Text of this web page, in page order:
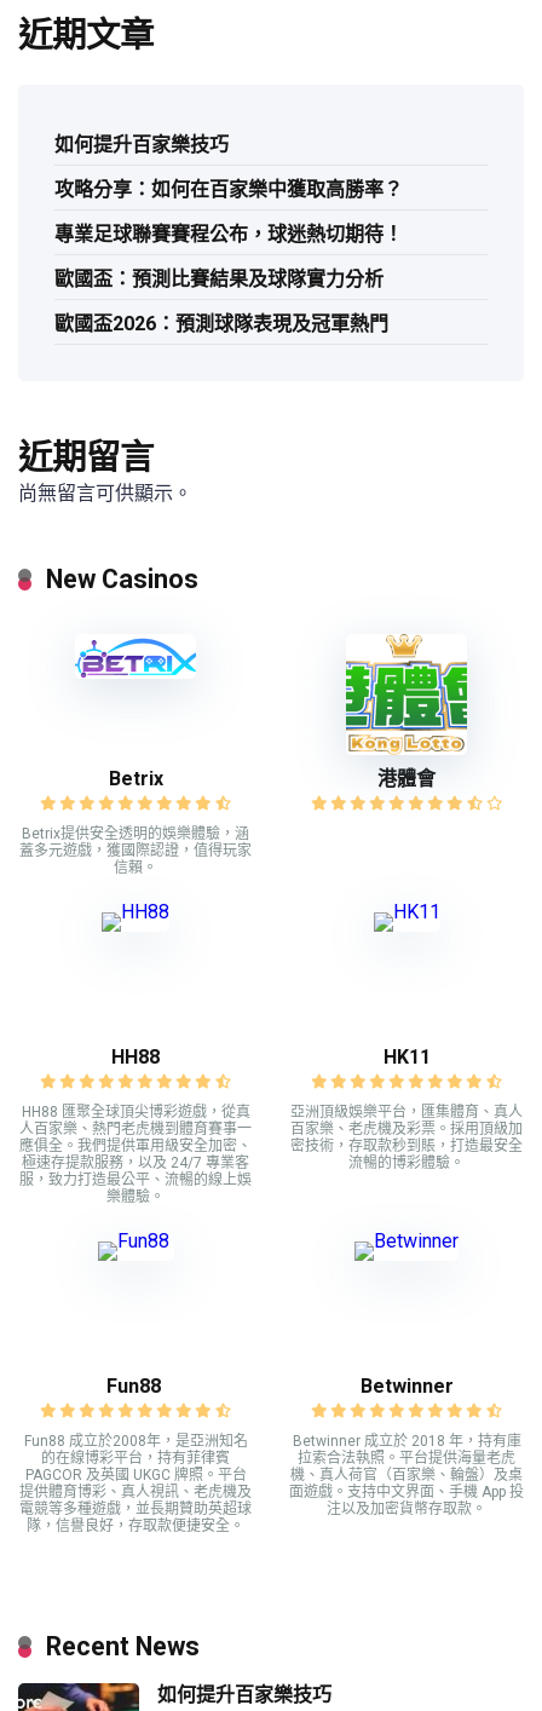
近期文章
如何提升百家樂技巧
攻略分享：如何在百家樂中獲取高勝率？
專業足球聯賽賽程公布，球迷熱切期待！
歐國盃：預測比賽結果及球隊實力分析
歐國盃2026：預測球隊表現及冠軍熱門
近期留言
尚無留言可供顯示。
New Casinos
Betrix
Betrix提供安全透明的娛樂體驗，涵
蓋多元遊戲，獲國際認證，值得玩家
信賴。
港體會
HH88
HH88 匯聚全球頂尖博彩遊戲，從真
人百家樂、熱門老虎機到體育賽事一
應俱全。我們提供軍用級安全加密、
極速存提款服務，以及 24/7 專業客
服，致力打造最公平、流暢的線上娛
樂體驗。
HK11
亞洲頂級娛樂平台，匯集體育、真人
百家樂、老虎機及彩票。採用頂級加
密技術，存取款秒到賬，打造最安全
流暢的博彩體驗。
Fun88
Fun88 成立於2008年，是亞洲知名
的在線博彩平台，持有菲律賓
PAGCOR 及英國 UKGC 牌照。平台
提供體育博彩、真人視訊、老虎機及
電競等多種遊戲，並長期贊助英超球
隊，信譽良好，存取款便捷安全。
Betwinner
Betwinner 成立於 2018 年，持有庫
拉索合法執照。平台提供海量老虎
機、真人荷官（百家樂、輪盤）及桌
面遊戲。支持中文界面、手機 App 投
注以及加密貨幣存取款。
Recent News
如何提升百家樂技巧